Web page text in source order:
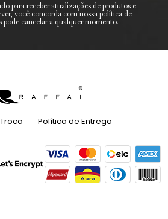
para receber atualizações de produtos e
você concorda com nossa política de
pode cancelar a qualquer momento.
Política de Entrega